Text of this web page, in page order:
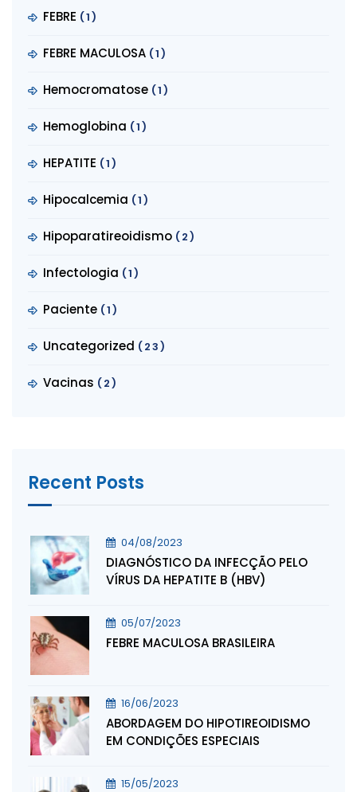
FEBRE (1)
FEBRE MACULOSA (1)
Hemocromatose (1)
Hemoglobina (1)
HEPATITE (1)
Hipocalcemia (1)
Hipoparatireoidismo (2)
Infectologia (1)
Paciente (1)
Uncategorized (23)
Vacinas (2)
Recent Posts
04/08/2023
DIAGNÓSTICO DA INFECÇÃO PELO
VÍRUS DA HEPATITE B (HBV)
05/07/2023
FEBRE MACULOSA BRASILEIRA
16/06/2023
ABORDAGEM DO HIPOTIREOIDISMO
EM CONDIÇÕES ESPECIAIS
15/05/2023